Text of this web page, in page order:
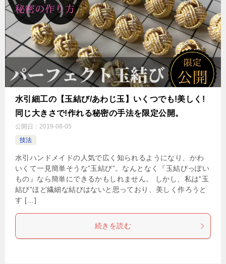
水引細工の【玉結び/あわじ玉】いくつでも!美しく!
同じ大きさで!作れる秘密の手法を限定公開。
公開日： 2019-08-05
技法
水引ハンドメイドの人気で広く知られるようになり、かわ
いくて一見簡単そうな”玉結び”。なんとなく『玉結びっぽい
もの』なら簡単にできるかもしれません。 しかし、私は”玉
結び”ほど繊細な結びはないと思っており、美しく作ろうと
す […]
続きを読む